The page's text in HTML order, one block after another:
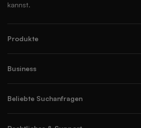
kannst.
Produkte
Business
Beliebte Suchanfragen